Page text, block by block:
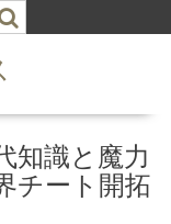
知識と魔力
チート開拓